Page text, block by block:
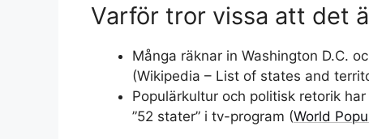
Varför tror vissa att det
Många räknar in Washington D.C.
(Wikipedia – List of states and
Populärkultur och politisk retorik
”52 stater” i tv-program (World